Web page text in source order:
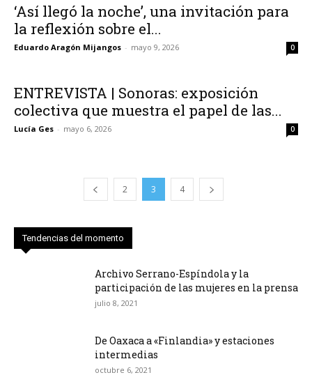
‘Así llegó la noche’, una invitación para
la reflexión sobre el...
Eduardo Aragón Mijangos - mayo 9, 2026 0
ENTREVISTA | Sonoras: exposición
colectiva que muestra el papel de las...
Lucía Ges - mayo 6, 2026 0
2 3 4
Tendencias del momento
Archivo Serrano-Espíndola y la
participación de las mujeres en la prensa
julio 8, 2021
De Oaxaca a «Finlandia» y estaciones
intermedias
octubre 6, 2021